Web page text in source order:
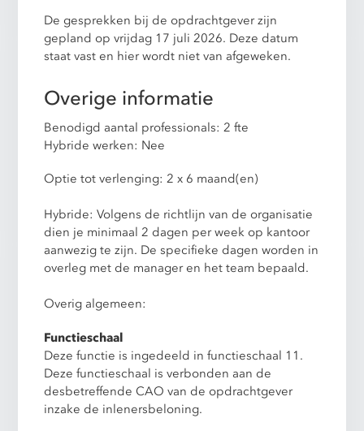
De gesprekken bij de opdrachtgever zijn
gepland op vrijdag 17 juli 2026. Deze datum
staat vast en hier wordt niet van afgeweken.
Overige informatie
Benodigd aantal professionals: 2 fte
Hybride werken: Nee
Optie tot verlenging: 2 x 6 maand(en)
Hybride: Volgens de richtlijn van de organisatie
dien je minimaal 2 dagen per week op kantoor
aanwezig te zijn. De specifieke dagen worden in
overleg met de manager en het team bepaald.
Overig algemeen:
Functieschaal
Deze functie is ingedeeld in functieschaal 11.
Deze functieschaal is verbonden aan de
desbetreffende CAO van de opdrachtgever
inzake de inlenersbeloning.